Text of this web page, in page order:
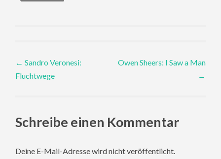
Post
navigation
← Sandro Veronesi:
Fluchtwege
Owen Sheers: I Saw a Man
→
Schreibe einen Kommentar
Deine E-Mail-Adresse wird nicht veröffentlicht.